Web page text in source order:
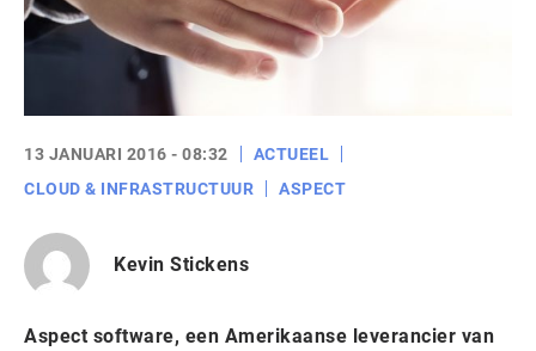
13 JANUARI 2016 - 08:32
ACTUEEL
CLOUD & INFRASTRUCTUUR
ASPECT
Kevin Stickens
Aspect software, een Amerikaanse leverancier van